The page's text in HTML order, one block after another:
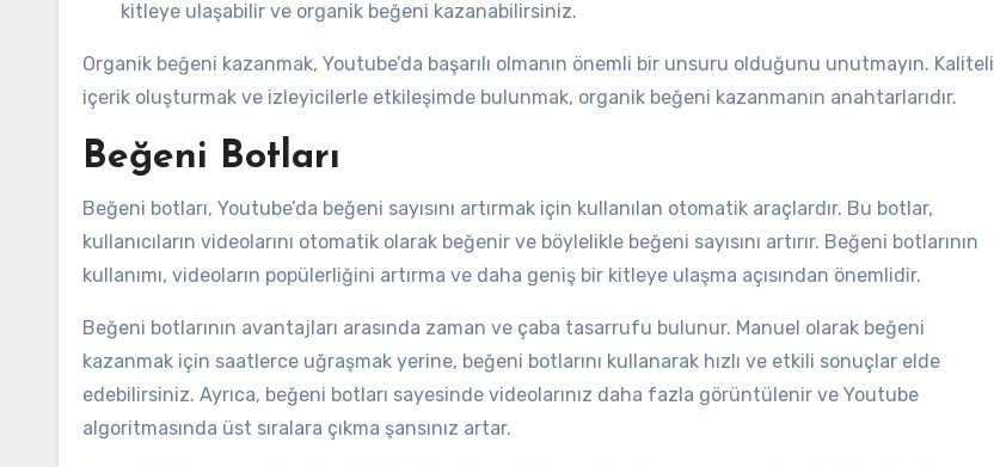
kitleye ulaşabilir ve organik beğeni kazanabilirsiniz.
Organik beğeni kazanmak, Youtube’da başarılı olmanın önemli bir unsuru olduğunu unutmayın. Kaliteli
içerik oluşturmak ve izleyicilerle etkileşimde bulunmak, organik beğeni kazanmanın anahtarlarıdır.
Beğeni Botları
Beğeni botları, Youtube’da beğeni sayısını artırmak için kullanılan otomatik araçlardır. Bu botlar,
kullanıcıların videolarını otomatik olarak beğenir ve böylelikle beğeni sayısını artırır. Beğeni botlarının
kullanımı, videoların popülerliğini artırma ve daha geniş bir kitleye ulaşma açısından önemlidir.
Beğeni botlarının avantajları arasında zaman ve çaba tasarrufu bulunur. Manuel olarak beğeni
kazanmak için saatlerce uğraşmak yerine, beğeni botlarını kullanarak hızlı ve etkili sonuçlar elde
edebilirsiniz. Ayrıca, beğeni botları sayesinde videolarınız daha fazla görüntülenir ve Youtube
algoritmasında üst sıralara çıkma şansınız artar.